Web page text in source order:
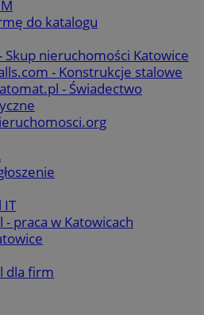
do katalogu
Skup nieruchomości Katowice
- Konstrukcje stalowe
- Świadectwo
IT
- praca w Katowicach
dla firm